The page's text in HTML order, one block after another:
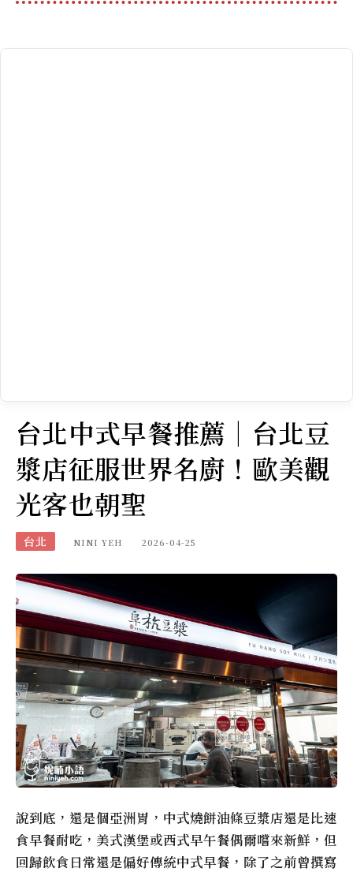
台北中式早餐推薦｜台北豆
漿店征服世界名廚！歐美觀
光客也朝聖
台北 NINI YEH 2026-04-25
說到底，還是個亞洲胃，中式燒餅油條豆漿店還是比速
食早餐耐吃，美式漢堡或西式早午餐偶爾嚐來新鮮，但
回歸飲食日常還是偏好傳統中式早餐，除了之前曾撰寫